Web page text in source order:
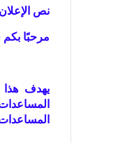
نص
مرحبًا بكم
يهدف هذا